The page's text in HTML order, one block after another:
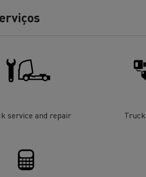
service and repair